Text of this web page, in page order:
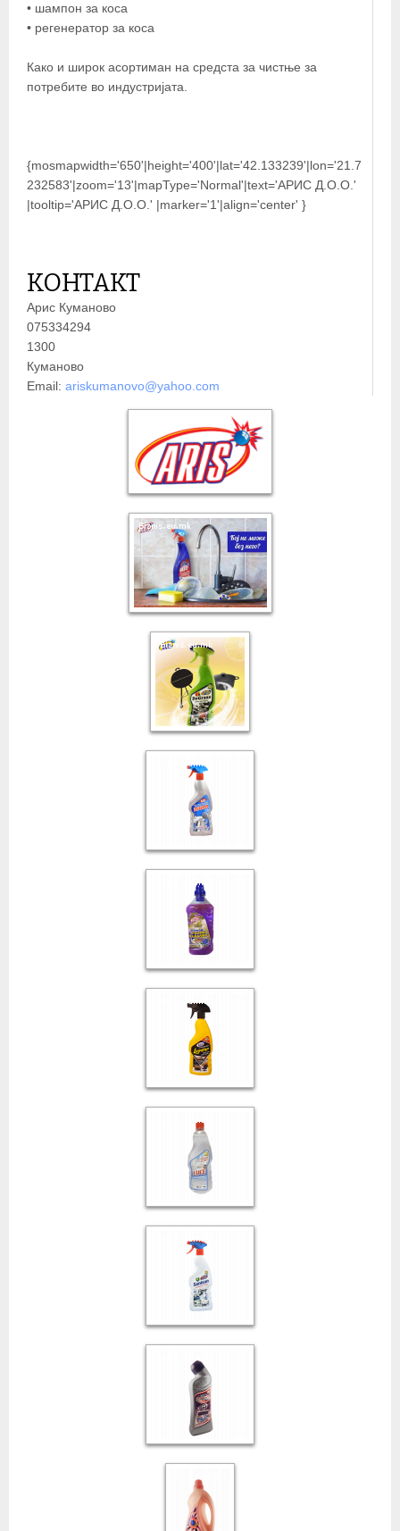
• шампон за коса
• регенератор за коса
Како и широк асортиман на средста за чистње за
потребите во индустријата.
{mosmapwidth='650'|height='400'|lat='42.133239'|lon='21.7
232583'|zoom='13'|mapType='Normal'|text='АРИС Д.О.О.'
|tooltip='АРИС Д.О.О.' |marker='1'|align='center' }
КОНТАКТ
Арис Куманово
075334294
1300
Куманово
Email: ariskumanovo@yahoo.com